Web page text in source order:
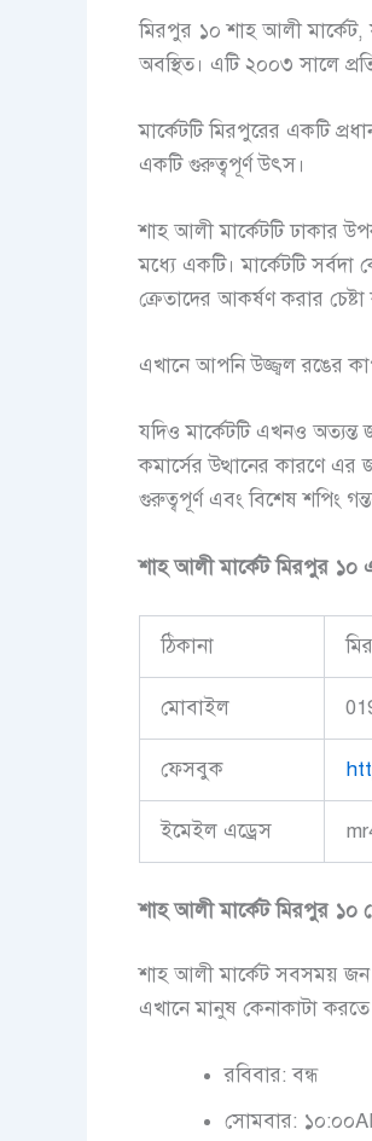
মিরপুর ১০ শাহ আলী
অবস্থিত। এটি ২০০৩ সালে
মার্কেটটি মিরপুরের একটি
একটি গুরুত্বপূর্ণ উৎস।
শাহ আলী মার্কেটটি ঢাকার
মধ্যে একটি। মার্কেটটি সর্বদা
ক্রেতাদের আকর্ষণ করার
এখানে আপনি উজ্জ্বল রঙের
যদিও মার্কেটটি এখনও
কমার্সের উত্থানের কারণে এর
গুরুত্বপূর্ণ এবং বিশেষ শপিং
শাহ আলী মার্কেট মিরপুর ১০
ঠিকানা
মোবাইল
ফেসবুক
ইমেইল এড্রেস
শাহ আলী মার্কেট মিরপুর ১০
শাহ আলী মার্কেট সবসময় জন
এখানে মানুষ কেনাকাটা
রবিবার: বন্ধ
সোমবার: